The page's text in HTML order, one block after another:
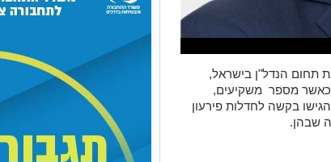
תחום הנדל"ן בישראל,
כאשר מספר משקיעים,
הגישו בקשה לחדלות פירעון
שבהן.